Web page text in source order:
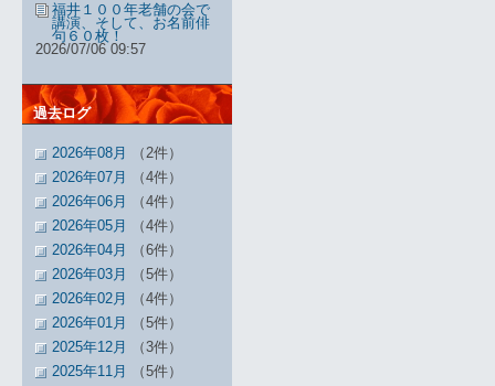
福井１００年老舗の会で
講演、そして、お名前俳
句６０枚！
2026/07/06 09:57
過去ログ
2026年08月
（2件）
2026年07月
（4件）
2026年06月
（4件）
2026年05月
（4件）
2026年04月
（6件）
2026年03月
（5件）
2026年02月
（4件）
2026年01月
（5件）
2025年12月
（3件）
2025年11月
（5件）